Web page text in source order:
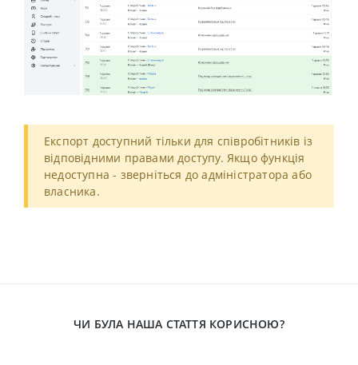
Експорт доступний тільки для співробітників із
відповідними правами доступу. Якщо функція
недоступна - зверніться до адміністратора або
власника.
ЧИ БУЛА НАША СТАТТЯ КОРИСНОЮ?